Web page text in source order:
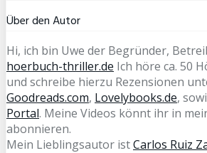
Über den Autor
Hi, ich bin Uwe der Begründer,
hoerbuch-thriller.de Ich höre ca. 50
und schreibe hierzu Rezensionen
Goodreads.com, Lovelybooks.de,
Portal. Meine Videos könnt ihr in
abonnieren.
Mein Lieblingsautor istCarlos Ruiz